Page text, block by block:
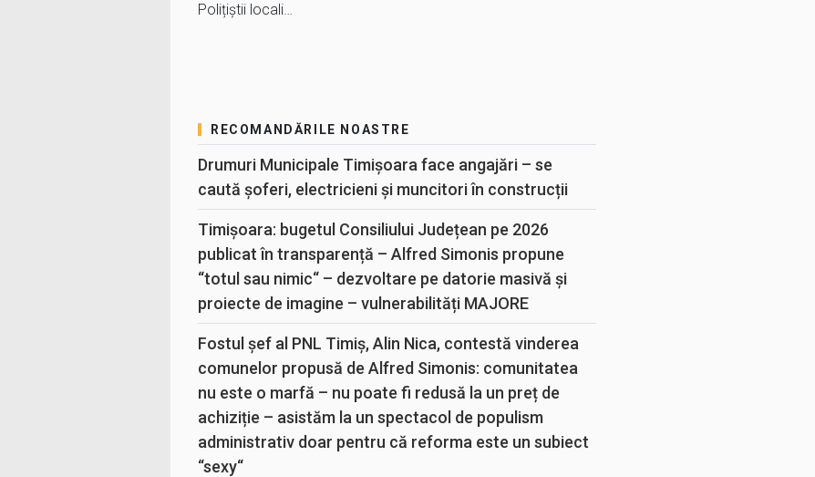
Polițiștii locali…
RECOMANDĂRILE NOASTRE
Drumuri Municipale Timișoara face angajări – se
caută șoferi, electricieni și muncitori în construcții
Timișoara: bugetul Consiliului Județean pe 2026
publicat în transparență – Alfred Simonis propune
“totul sau nimic“ – dezvoltare pe datorie masivă și
proiecte de imagine – vulnerabilități MAJORE
Fostul șef al PNL Timiș, Alin Nica, contestă vinderea
comunelor propusă de Alfred Simonis: comunitatea
nu este o marfă – nu poate fi redusă la un preț de
achiziție – asistăm la un spectacol de populism
administrativ doar pentru că reforma este un subiect
“sexy“